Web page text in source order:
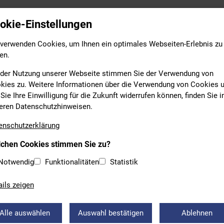
Leistungs- & Wettkampfsport
– MODUL
Schwimmverband bietet für interessierte Kampfrichter einen
Der bestandene Lehrgang berechtigt zum
Einstellungen
Cookies, um Ihnen ein optimales Webseiten-Erlebnis zu
Nutzung unserer Webseite stimmen Sie der Verwendung von
zu. Weitere Informationen über die Verwendung von Cookies
Ihre Einwilligung für die Zukunft widerrufen können, finden Sie
Datenschutzhinweisen.
Cookies stimmen Sie zu?
Funktionalitäten Statistik
zeigen
Alle auswählen Auswahl bestätigen Ablehnen